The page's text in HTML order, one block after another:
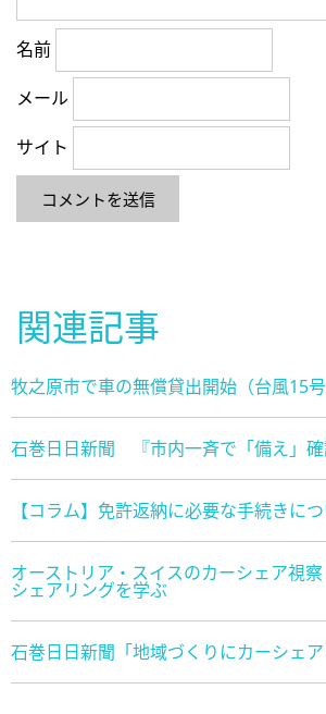
名前
メール
サイト
関連記事
牧之原市で車の無償貸出開始（台風15号
石巻日日新聞 『市内一斉で「備え」確
【コラム】免許返納に必要な手続きに
オーストリア・スイスのカーシェア
シェアリングを学ぶ
石巻日日新聞「地域づくりにカーシェア